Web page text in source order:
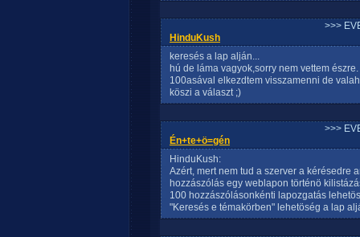
>>>
HinduKush
keresés a lap alján...
hú de láma vagyok,sorry nem vettem észre.
100asával elkezdtem visszamenni de
köszi a választ ;)
>>>
Én+te+ö=gén
HinduKush:
Azért, mert nem tud a szerver a kérésedre
hozzászólás egy weblapon történö
100 hozzászólásonkénti lapozgatás
"Keresés e témakörben" lehetöség a lap